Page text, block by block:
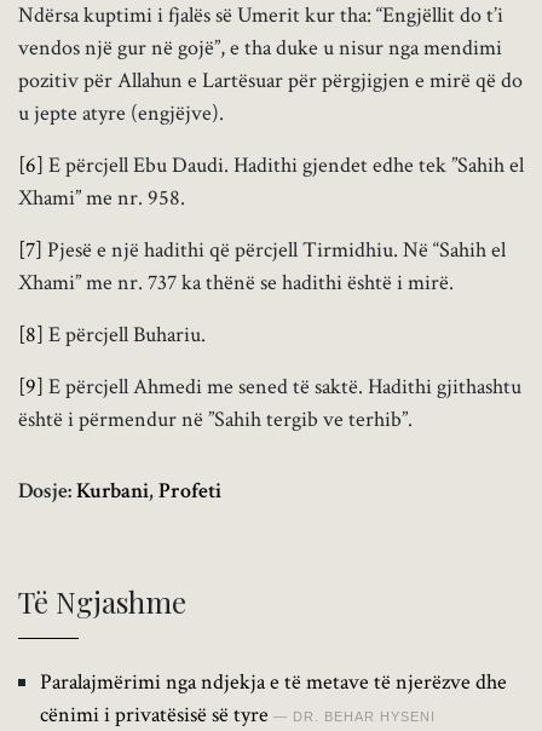
Ndërsa kuptimi i fjalës së Umerit kur tha: “Engjëllit do t’i
vendos një gur në gojë”, e tha duke u nisur nga mendimi
pozitiv për Allahun e Lartësuar për përgjigjen e mirë që do
u jepte atyre (engjëjve).
[6] E përcjell Ebu Daudi. Hadithi gjendet edhe tek ”Sahih el
Xhami” me nr. 958.
[7] Pjesë e një hadithi që përcjell Tirmidhiu. Në “Sahih el
Xhami” me nr. 737 ka thënë se hadithi është i mirë.
[8] E përcjell Buhariu.
[9] E përcjell Ahmedi me sened të saktë. Hadithi gjithashtu
është i përmendur në ”Sahih tergib ve terhib”.
Dosje:Kurbani,Profeti
Të Ngjashme
Paralajmërimi nga ndjekja e të metave të njerëzve dhe
cënimi i privatësisë së tyre
DR. BEHAR HYSENI